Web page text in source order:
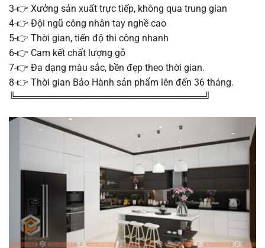
3-👉 Xưởng sản xuất trực tiếp, không qua trung gian
4-👉 Đội ngũ công nhân tay nghề cao
5-👉 Thời gian, tiến độ thi công nhanh
6-👉 Cam kết chất lượng gỗ
7-👉 Đa dạng màu sắc, bền đẹp theo thời gian.
8-👉 Thời gian Bảo Hành sản phẩm lên đến 36 tháng.
╚═════════════════════════════╝